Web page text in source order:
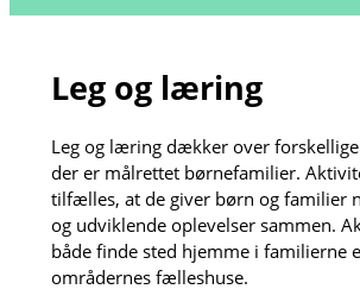
Leg og læring
Leg og læring dækker over
der er målrettet børnefamilier.
tilfælles, at de giver børn og familier
og udviklende oplevelser sammen.
både finde sted hjemme i familierne
områdernes fælleshuse.